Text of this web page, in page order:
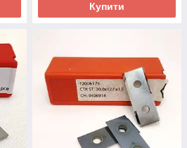
Купити